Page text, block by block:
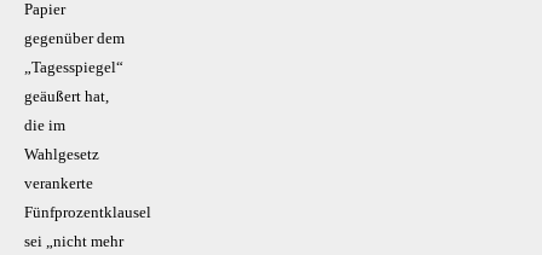
Papier
gegenüber dem
„Tagesspiegel“
geäußert hat,
die im
Wahlgesetz
verankerte
Fünfprozentklausel
sei „nicht mehr